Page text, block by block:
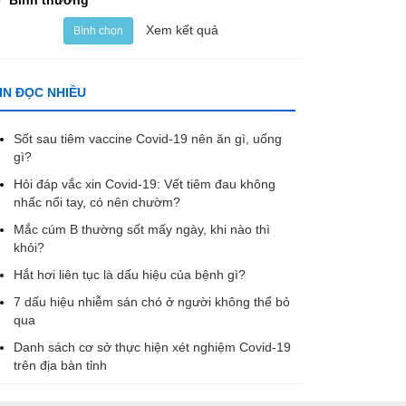
Bình chọn Xem kết quả
ĐỌC NHIỀU
Sốt sau tiêm vaccine Covid-19 nên ăn gì, uống
gì?
Hỏi đáp vắc xin Covid-19: Vết tiêm đau không
nhấc nổi tay, có nên chườm?
Mắc cúm B thường sốt mấy ngày, khi nào thì
khỏi?
Hắt hơi liên tục là dấu hiệu của bệnh gì?
7 dấu hiệu nhiễm sán chó ở người không thể bỏ
qua
Danh sách cơ sở thực hiện xét nghiệm Covid-19
trên địa bàn tỉnh